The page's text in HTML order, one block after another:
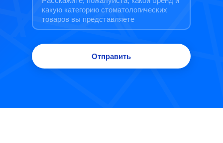
Отправить